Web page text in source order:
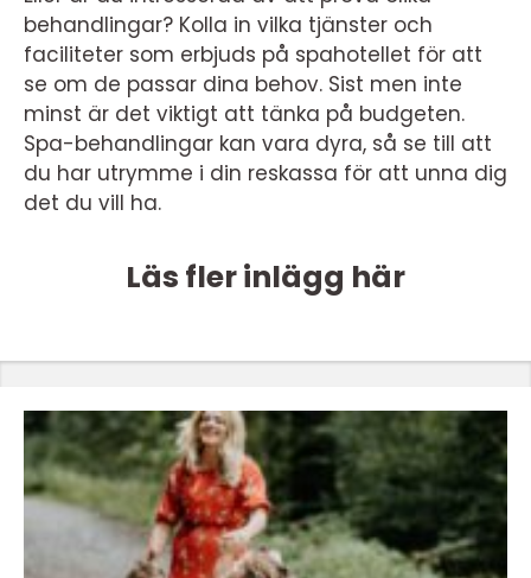
behandlingar? Kolla in vilka tjänster och
faciliteter som erbjuds på spahotellet för att
se om de passar dina behov. Sist men inte
minst är det viktigt att tänka på budgeten.
Spa-behandlingar kan vara dyra, så se till att
du har utrymme i din reskassa för att unna dig
det du vill ha.
Läs fler inlägg här